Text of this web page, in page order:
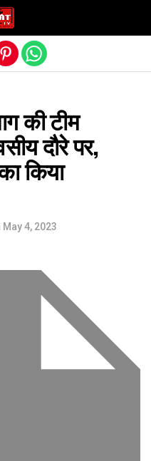
की टीम
दौरे पर,
किया
May 4, 2023